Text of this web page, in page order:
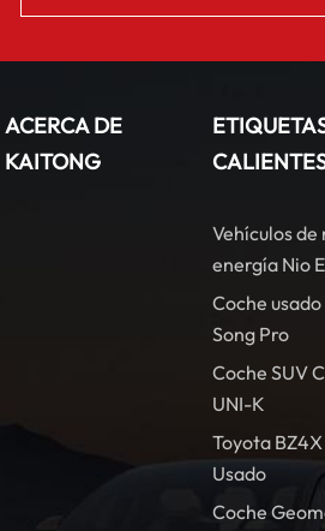
ACERCA DE
KAITONG
Vehículos de
energía Nio
Coche usado
Song Pro
Coche SUV
UNI-K
Toyota
Usado
Coche